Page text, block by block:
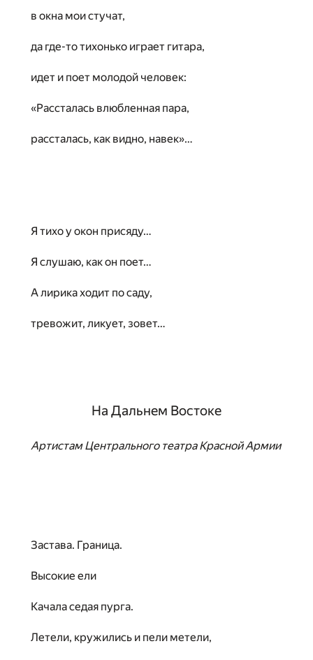
в окна мои стучат,
да где-то тихонько играет гитара,
идет и поет молодой человек:
«Рассталась влюбленная пара,
рассталась, как видно, навек»…
Я тихо у окон присяду…
Я слушаю, как он поет…
А лирика ходит по саду,
тревожит, ликует, зовет…
На Дальнем Востоке
Артистам Центрального театра Красной Армии
Застава. Граница.
Высокие ели
Качала седая пурга.
Летели, кружились и пели метели,